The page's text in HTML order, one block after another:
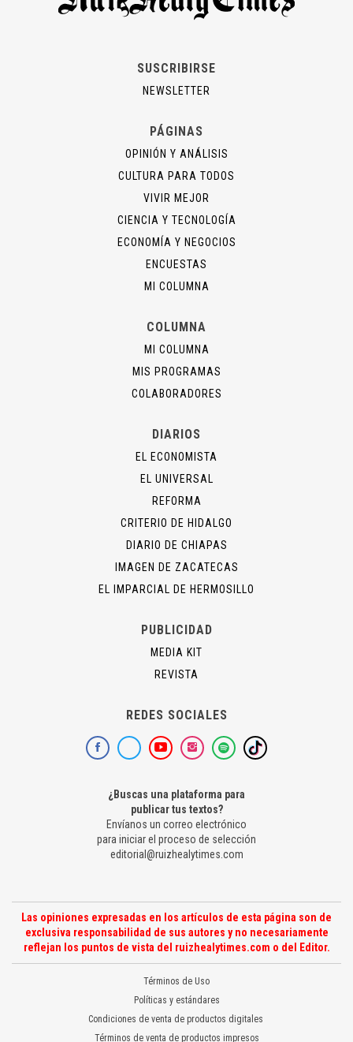
SUSCRIBIRSE
NEWSLETTER
PÁGINAS
OPINIÓN Y ANÁLISIS
CULTURA PARA TODOS
VIVIR MEJOR
CIENCIA Y TECNOLOGÍA
ECONOMÍA Y NEGOCIOS
ENCUESTAS
MI COLUMNA
COLUMNA
MI COLUMNA
MIS PROGRAMAS
COLABORADORES
DIARIOS
EL ECONOMISTA
EL UNIVERSAL
REFORMA
CRITERIO DE HIDALGO
DIARIO DE CHIAPAS
IMAGEN DE ZACATECAS
EL IMPARCIAL DE HERMOSILLO
PUBLICIDAD
MEDIA KIT
REVISTA
REDES SOCIALES
¿Buscas una plataforma para
publicar tus textos?
Envíanos un correo electrónico
para iniciar el proceso de selección
editorial@ruizhealytimes.com
Las opiniones expresadas en los artículos de esta página son de
exclusiva responsabilidad de sus autores y no necesariamente
reflejan los puntos de vista del ruizhealytimes.com o del Editor.
Términos de Uso
Políticas y estándares
Condiciones de venta de productos digitales
Términos de venta de productos impresos